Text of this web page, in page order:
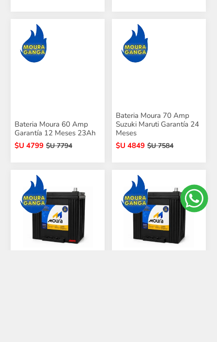
Bateria Moura 60 Amp
Garantía 12 Meses 23Ah
$U 4799 $U 7794
Bateria Moura 70 Amp
Suzuki Maruti Garantía 24
Meses
$U 4849 $U 7584